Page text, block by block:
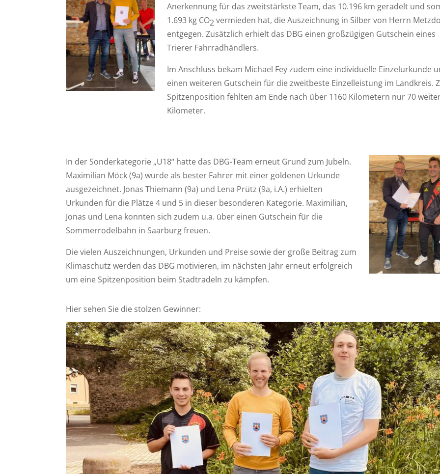
Anerkennung für das zweitstärkste Team, das 10.196 km geradelt und
1.693 kg CO2vermieden hat, die Auszeichnung in Silber von Herrn
entgegen. Zusätzlich erhielt das DBG einen großzügigen Gutschein eines
Trierer Fahrradhändlers.
Im Anschluss bekam Michael Fey zudem eine individuelle Einzelurkunde
einen weiteren Gutschein für die zweitbeste Einzelleistung im Landkreis.
Spitzenposition fehlten am Ende nach über 1160 Kilometern nur 70
Kilometer.
In der Sonderkategorie „U18“ hatte das DBG-Team erneut Grund zum Jubeln.
Maximilian Möck (9a) wurde als bester Fahrer mit einer goldenen Urkunde
ausgezeichnet. Jonas Thiemann (9a) und Lena Prütz (9a, i.A.) erhielten
Urkunden für die Plätze 4 und 5 in dieser besonderen Kategorie. Maximilian,
Jonas und Lena konnten sich zudem u.a. über einen Gutschein für die
Sommerrodelbahn in Saarburg freuen.
Die vielen Auszeichnungen, Urkunden und Preise sowie der große Beitrag zum
Klimaschutz werden das DBG motivieren, im nächsten Jahr erneut erfolgreich
um eine Spitzenposition beim Stadtradeln zu kämpfen.
Hier sehen Sie die stolzen Gewinner: